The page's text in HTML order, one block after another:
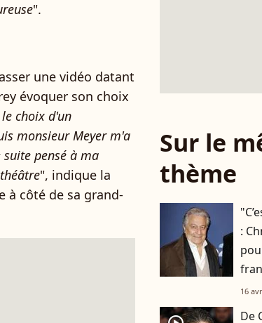
".
une vidéo datant
évoquer son choix
choix d'un
monsieur Meyer m'a
pensé à ma
", indique la
à côté de sa grand-
Sur le
thème
:
16
De